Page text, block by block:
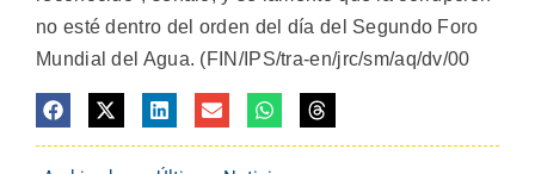
no esté dentro del orden del día del Segundo Foro
Mundial del Agua. (FIN/IPS/tra-en/jrc/sm/aq/dv/00